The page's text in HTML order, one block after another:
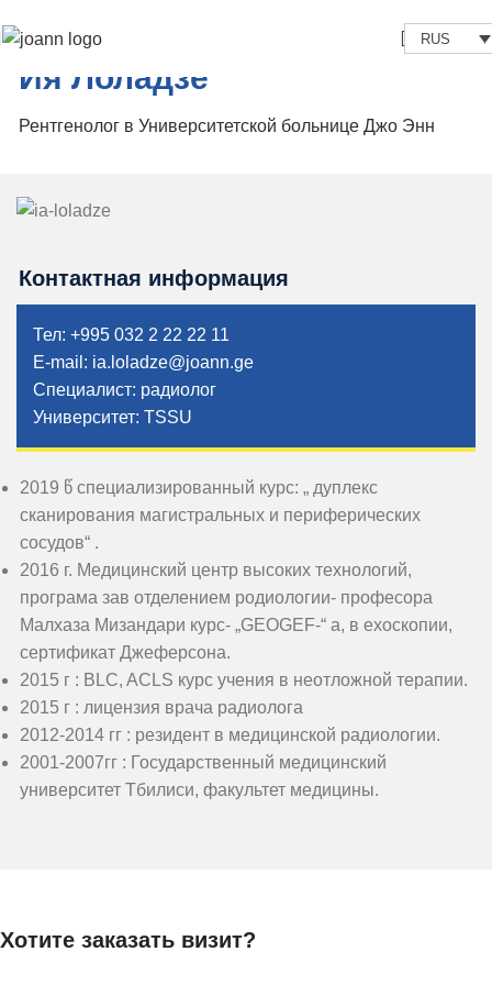
RUS
Ия Лоладзе
Рентгенолог в Университетской больнице Джо Энн
Контактная информация
Тел: +995 032 2 22 22 11
E-mail: ia.loladze@joann.ge
Специалист: радиолог
Университет: TSSU
2019 წ специализированный курс: „ дуплекс
сканирования магистральных и периферических
сосудов“ .
2016 г. Медицинский центр высоких технологий,
програма зав отделением родиологии- професора
Малхаза Мизандари курс- „GEOGEF-“ а, в ехоскопии,
сертификат Джеферсона.
2015 г : BLC, ACLS курс учения в неотложной терапии.
2015 г : лицензия врача радиолога
2012-2014 гг : резидент в медицинской радиологии.
2001-2007гг : Государственный медицинский
университет Тбилиси, факультет медицины.
Хотите заказать визит?